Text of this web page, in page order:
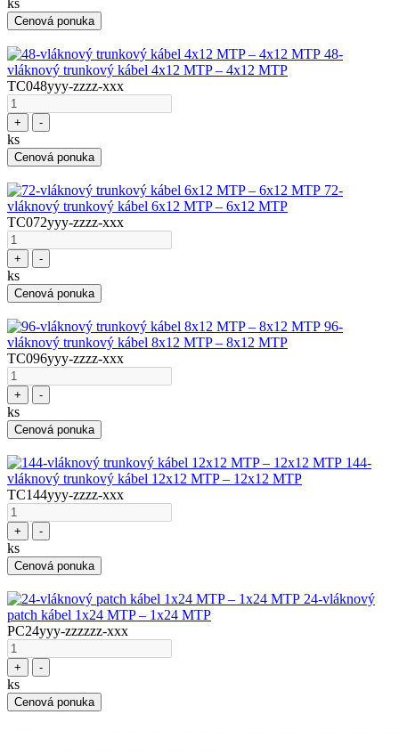
ks
Cenová ponuka
48-
vláknový trunkový kábel 4x12 MTP – 4x12 MTP
TC048yyy-zzzz-xxx
+ -
ks
Cenová ponuka
72-
vláknový trunkový kábel 6x12 MTP – 6x12 MTP
TC072yyy-zzzz-xxx
+ -
ks
Cenová ponuka
96-
vláknový trunkový kábel 8x12 MTP – 8x12 MTP
TC096yyy-zzzz-xxx
+ -
ks
Cenová ponuka
144-
vláknový trunkový kábel 12x12 MTP – 12x12 MTP
TC144yyy-zzzz-xxx
+ -
ks
Cenová ponuka
24-vláknový
patch kábel 1x24 MTP – 1x24 MTP
PC24yyy-zzzzzz-xxx
+ -
ks
Cenová ponuka